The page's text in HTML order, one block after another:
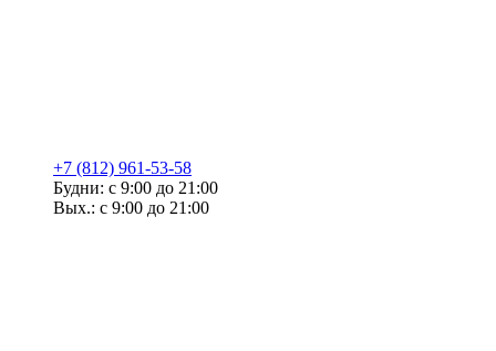
+7 (812) 961-53-58
Будни: с 9:00 до 21:00
Вых.: с 9:00 до 21:00